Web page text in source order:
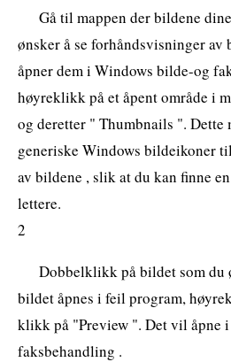
Gå til mappen der bildene
ønsker å se forhåndsvisninger av
åpner dem i Windows bilde-og
høyreklikk på et åpent område i
og deretter " Thumbnails ".
generiske Windows bildeikoner
av bildene , slik at du kan finne
lettere.
2
Dobbelklikk på bildet som du
bildet åpnes i feil program,
klikk på "Preview ". Det vil åpne
faksbehandling .